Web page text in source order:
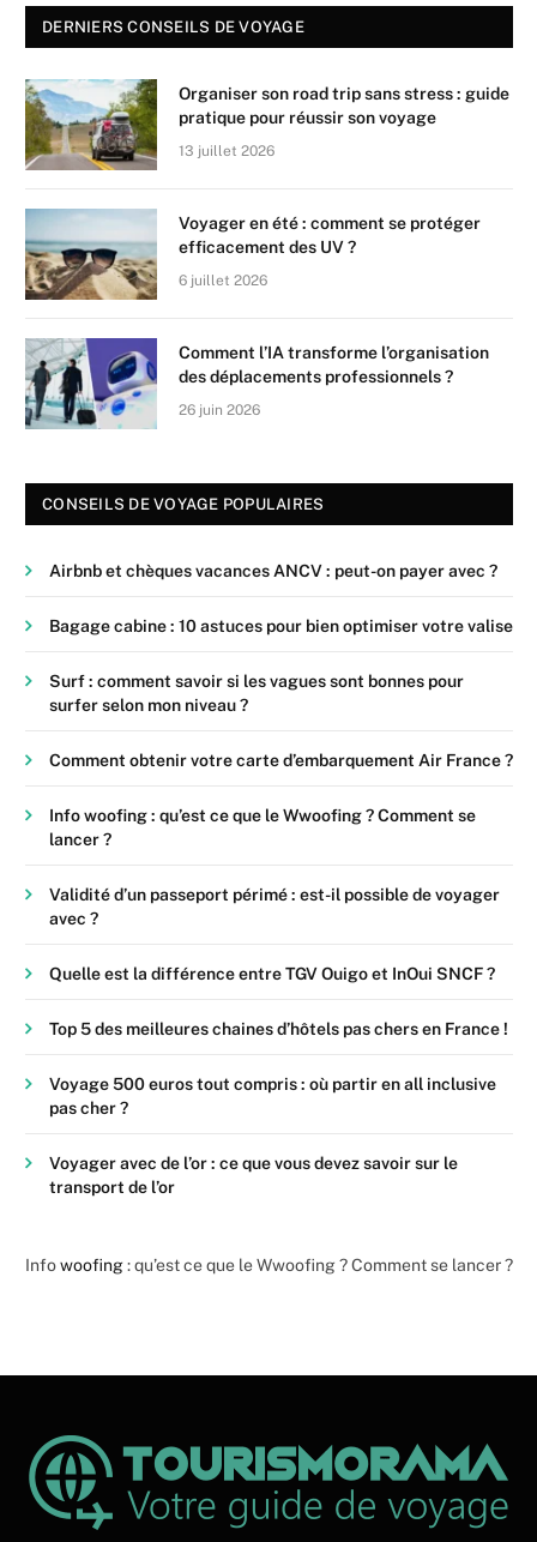
DERNIERS CONSEILS DE VOYAGE
Organiser son road trip sans stress : guide
pratique pour réussir son voyage
13 juillet 2026
Voyager en été : comment se protéger
efficacement des UV ?
6 juillet 2026
Comment l’IA transforme l’organisation
des déplacements professionnels ?
26 juin 2026
CONSEILS DE VOYAGE POPULAIRES
Airbnb et chèques vacances ANCV : peut-on payer avec ?
Bagage cabine : 10 astuces pour bien optimiser votre valise
Surf : comment savoir si les vagues sont bonnes pour
surfer selon mon niveau ?
Comment obtenir votre carte d’embarquement Air France ?
Info woofing : qu’est ce que le Wwoofing ? Comment se
lancer ?
Validité d’un passeport périmé : est-il possible de voyager
avec ?
Quelle est la différence entre TGV Ouigo et InOui SNCF ?
Top 5 des meilleures chaines d’hôtels pas chers en France !
Voyage 500 euros tout compris : où partir en all inclusive
pas cher ?
Voyager avec de l’or : ce que vous devez savoir sur le
transport de l’or
Infowoofing: qu’est ce que le Wwoofing ? Comment se lancer ?